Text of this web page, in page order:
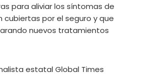
para aliviar los síntomas de
cubiertas por el seguro y que
nuevos tratamientos
estatal Global Times